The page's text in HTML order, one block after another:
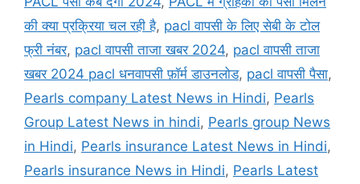
की क्या प्रक्रिया चल रही है, pacl वापसी के लिए सेबी के टोल
फ्री नंबर, pacl वापसी ताजा खबर 2024, pacl वापसी ताजा
खबर 2024 pacl धनवापसी फ़ॉर्म डाउनलोड, pacl वापसी पैसा,
Pearls company Latest News in Hindi, Pearls
Group Latest News in hindi, Pearls group News
in Hindi, Pearls insurance Latest News in Hindi,
Pearls insurance News in Hindi, Pearls Latest